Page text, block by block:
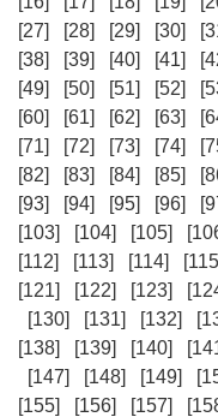
[27]
[28] [29] [30]
[38]
[39] [40] [41]
[49]
[50] [51] [52]
[60]
[61] [62] [63]
[71]
[72] [73] [74]
[82]
[83] [84] [85]
[93]
[94] [95] [96]
[103]
[104] [105]
[112]
[113] [114]
[121]
[122] [123]
[130]
[131] [132]
[138]
[139] [140]
[147]
[148] [149]
[155]
[156] [157]